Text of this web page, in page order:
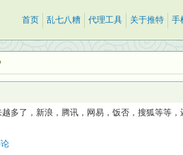
首页 乱七八糟 代理工具 关于推特 手
多了，新浪，腾讯，网易，饭否，搜狐等等